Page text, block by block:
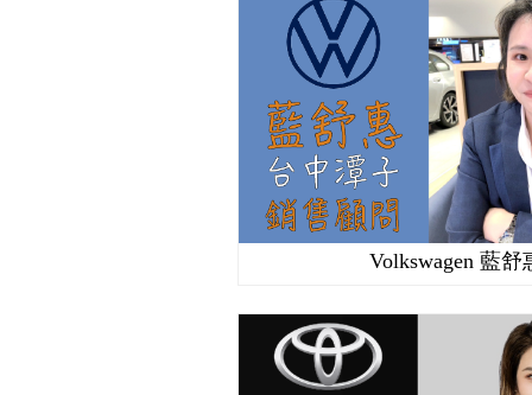
Volkswagen 藍舒